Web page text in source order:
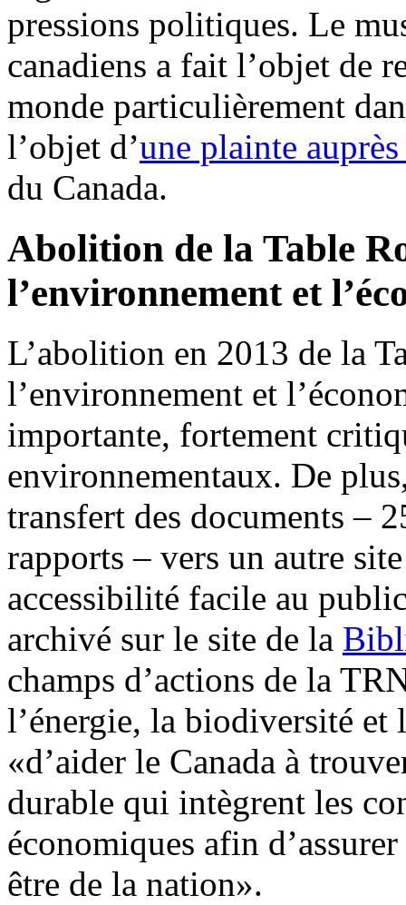
pressions politiques. Le
canadiens a fait l’objet de
monde particulièrement
l’objet d’une plainte
du Canada.
Abolition de la Table
l’environnement et
L’abolition en 2013 de la
l’environnement et
importante, fortement
environnementaux. De
transfert des documents –
rapports – vers un autre
accessibilité facile au
archivé sur le site de la
champs d’actions de la
l’énergie, la biodiversité et
«d’aider le Canada à
durable qui intègrent les
économiques afin
être de la nation».